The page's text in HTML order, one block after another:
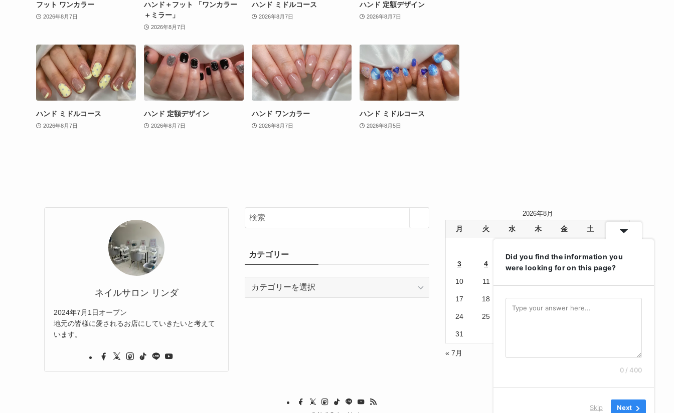
フット ワンカラー
2026年8月7日
ハンド＋フット 「ワンカラー
＋ミラー」
2026年8月7日
ハンド ミドルコース
2026年8月7日
ハンド 定額デザイン
2026年8月7日
ハンド ミドルコース
2026年8月7日
ハンド 定額デザイン
2026年8月7日
ハンド ワンカラー
2026年8月7日
ハンド ミドルコース
2026年8月5日
ネイルサロン リンダ
2024年7月1日オープン
地元の皆様に愛されるお店にしていきたいと考えて
います。
カテゴリー
2026年8月
月 火 水 木 金 土
3 4 6 9
10 11
17 18 19 20 21 22 23
24 25
31
« 7月
Did you find the information you
were looking for on this page?
0 / 400
Skip Next